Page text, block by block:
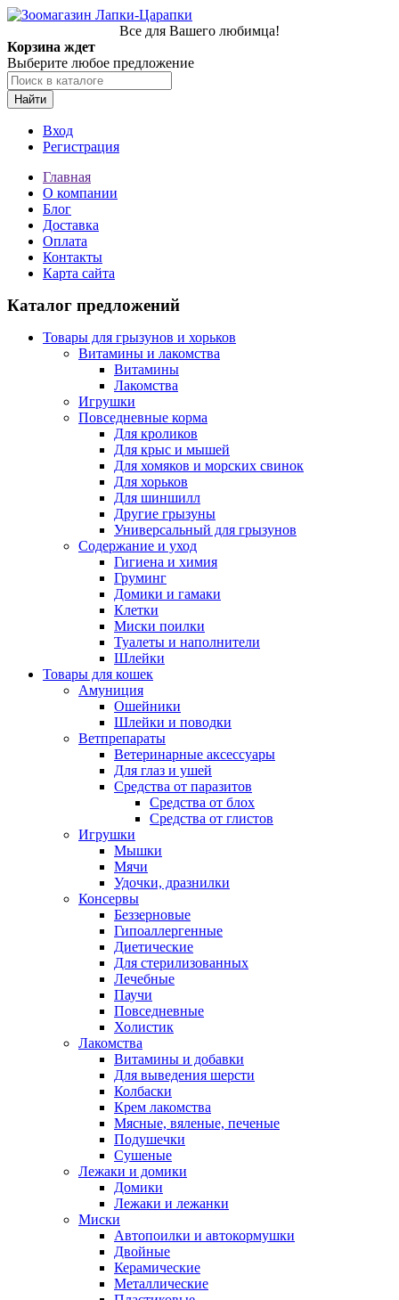
Все для Вашего любимца!
Корзина ждет
Выберите любое предложение
Найти
Вход
Регистрация
Главная
О компании
Блог
Доставка
Оплата
Контакты
Карта сайта
Каталог предложений
Товары для грызунов и хорьков
Витамины и лакомства
Витамины
Лакомства
Игрушки
Повседневные корма
Для кроликов
Для крыс и мышей
Для хомяков и морских свинок
Для хорьков
Для шиншилл
Другие грызуны
Универсальный для грызунов
Содержание и уход
Гигиена и химия
Груминг
Домики и гамаки
Клетки
Миски поилки
Туалеты и наполнители
Шлейки
Товары для кошек
Амуниция
Ошейники
Шлейки и поводки
Ветпрепараты
Ветеринарные аксессуары
Для глаз и ушей
Средства от паразитов
Средства от блох
Средства от глистов
Игрушки
Мышки
Мячи
Удочки, дразнилки
Консервы
Беззерновые
Гипоаллергенные
Диетические
Для стерилизованных
Лечебные
Паучи
Повседневные
Холистик
Лакомства
Витамины и добавки
Для выведения шерсти
Колбаски
Крем лакомства
Мясные, вяленые, печеные
Подушечки
Сушеные
Лежаки и домики
Домики
Лежаки и лежанки
Миски
Автопоилки и автокормушки
Двойные
Керамические
Металлические